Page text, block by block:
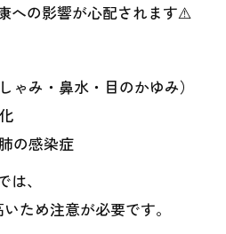
への影響が心配されます⚠️
み・鼻水・目のかゆみ）
の感染症
、
ため注意が必要です。